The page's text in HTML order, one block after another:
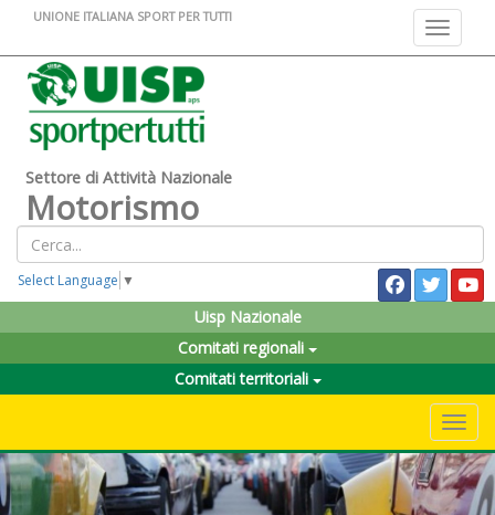
Toggle
UNIONE ITALIANA SPORT PER TUTTI
Settore di Attività Nazionale
Motorismo
Select Language ▼
Uisp Nazionale
Comitati regionali
Comitati territoriali